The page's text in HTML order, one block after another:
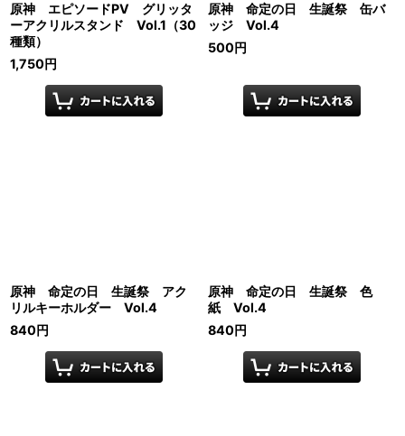
原神 エピソードPV グリッタ
ーアクリルスタンド Vol.1（30
種類）
1,750円
原神 命定の日 生誕祭 缶バ
ッジ Vol.4
500円
原神 命定の日 生誕祭 アク
リルキーホルダー Vol.4
840円
原神 命定の日 生誕祭 色
紙 Vol.4
840円